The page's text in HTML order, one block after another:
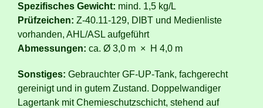
Spezifisches Gewicht: mind. 1,5 kg/L
Prüfzeichen: Z-40.11-129, DIBT und Medienliste
vorhanden, AHL/ASL aufgeführt
Abmessungen: ca. Ø 3,0 m × H 4,0 m
Sonstiges: Gebrauchter GF-UP-Tank, fachgerecht
gereinigt und in gutem Zustand. Doppelwandiger
Lagertank mit Chemieschutzschicht, stehend auf